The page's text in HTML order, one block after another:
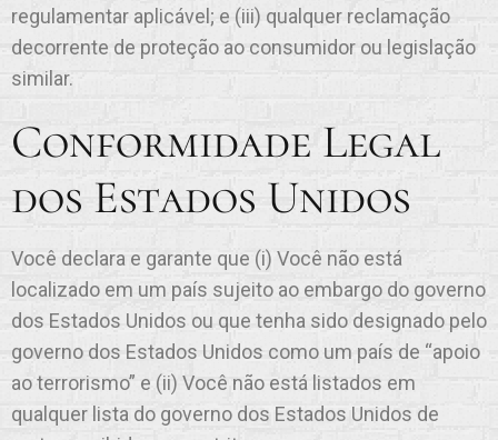
regulamentar aplicável; e (iii) qualquer reclamação
decorrente de proteção ao consumidor ou legislação
similar.
Conformidade Legal
dos Estados Unidos
Você declara e garante que (i) Você não está
localizado em um país sujeito ao embargo do governo
dos Estados Unidos ou que tenha sido designado pelo
governo dos Estados Unidos como um país de “apoio
ao terrorismo” e (ii) Você não está listados em
qualquer lista do governo dos Estados Unidos de